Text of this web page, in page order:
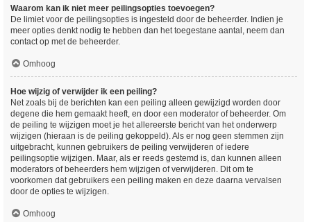
Waarom kan ik niet meer peilingsopties toevoegen?
De limiet voor de peilingsopties is ingesteld door de beheerder. Indien je
meer opties denkt nodig te hebben dan het toegestane aantal, neem dan
contact op met de beheerder.
Omhoog
Hoe wijzig of verwijder ik een peiling?
Net zoals bij de berichten kan een peiling alleen gewijzigd worden door
degene die hem gemaakt heeft, en door een moderator of beheerder. Om
de peiling te wijzigen moet je het allereerste bericht van het onderwerp
wijzigen (hieraan is de peiling gekoppeld). Als er nog geen stemmen zijn
uitgebracht, kunnen gebruikers de peiling verwijderen of iedere
peilingsoptie wijzigen. Maar, als er reeds gestemd is, dan kunnen alleen
moderators of beheerders hem wijzigen of verwijderen. Dit om te
voorkomen dat gebruikers een peiling maken en deze daarna vervalsen
door de opties te wijzigen.
Omhoog